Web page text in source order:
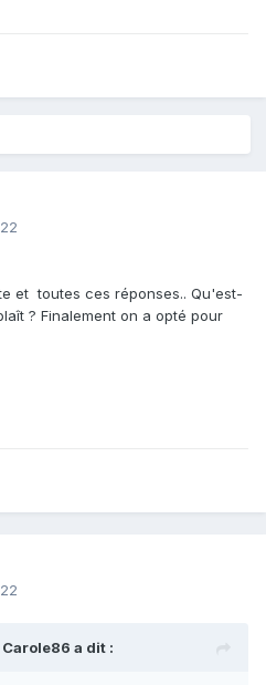
et toutes ces réponses.. Qu'est-
? Finalement on a opté pour
a dit :